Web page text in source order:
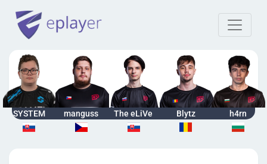
SYSTEM manguss The eLiVe Blytz h4rn